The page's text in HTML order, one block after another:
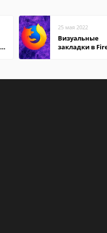
25 мая 2022
Визуальные
закладки в